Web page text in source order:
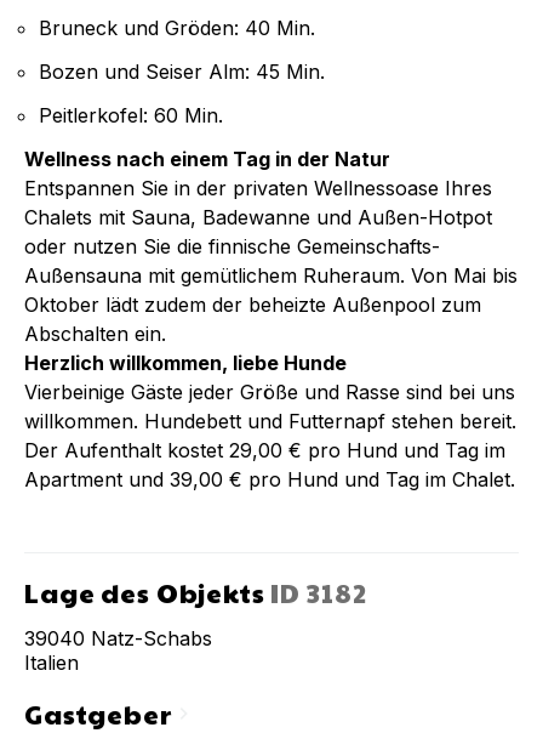
Bruneck und Gröden: 40 Min.
Bozen und Seiser Alm: 45 Min.
Peitlerkofel: 60 Min.
Wellness nach einem Tag in der Natur
Entspannen Sie in der privaten Wellnessoase Ihres
Chalets mit Sauna, Badewanne und Außen-Hotpot
oder nutzen Sie die finnische Gemeinschafts-
Außensauna mit gemütlichem Ruheraum. Von Mai bis
Oktober lädt zudem der beheizte Außenpool zum
Abschalten ein.
Herzlich willkommen, liebe Hunde
Vierbeinige Gäste jeder Größe und Rasse sind bei uns
willkommen. Hundebett und Futternapf stehen bereit.
Der Aufenthalt kostet 29,00 € pro Hund und Tag im
Apartment und 39,00 € pro Hund und Tag im Chalet.
Lage des Objekts ID3182
39040 Natz-Schabs
Italien
Gastgeberchevron_right